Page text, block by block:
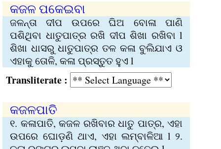
କଜଳ ପକେଇବା
ଜଳନ୍ତା ଦୀପ ଉପରେ ଘିଅ ବୋଳା ପାଣି
ପଶିଥିବା ଧାତୁପାତ୍ର ରଖି ଦୀପ ଶିଖା ରଖିବା l
ଶିଖା ଧାସରୁ ଧାତୁପାତ୍ର ତଳ କଳା ବୁଲିଯାଏ ଓ
ଏହାକୁ ତୋଳି, କଳା ପ୍ରସ୍ତୁତ ହୁଏ l
:
କଜଳପାତି
୧. କଳାପାତି, କଜଳ ରଖିବାର ଧାତୁ ପାତ୍ର, ଏହା
ଉପରେ ଘୋଡ଼ଣି ଥାଏ, ଏହା ଲମ୍ବାଳିଆ l ୨.